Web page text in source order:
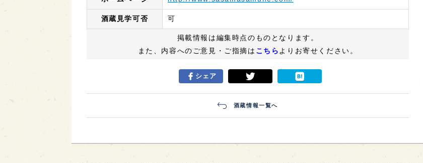
酒蔵見学可否 可
掲載情報は編集時点のものとなります。
また、内容へのご意見・ご指摘は こちら よりお寄せください。
シェア
酒蔵情報一覧へ